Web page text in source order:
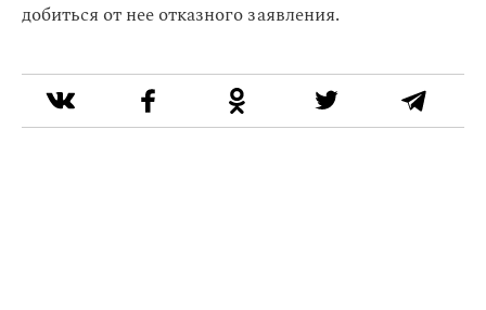
добиться от нее отказного заявления.